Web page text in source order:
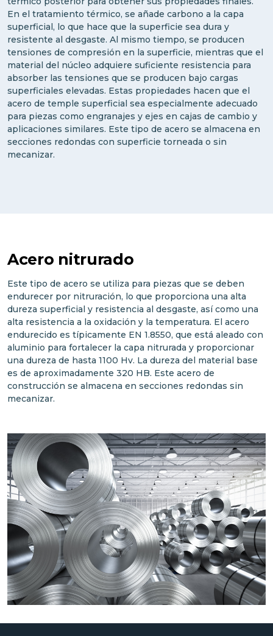
En el tratamiento térmico, se añade carbono a la capa
superficial, lo que hace que la superficie sea dura y
resistente al desgaste. Al mismo tiempo, se producen
tensiones de compresión en la superficie, mientras que el
material del núcleo adquiere suficiente resistencia para
absorber las tensiones que se producen bajo cargas
superficiales elevadas. Estas propiedades hacen que el
acero de temple superficial sea especialmente adecuado
para piezas como engranajes y ejes en cajas de cambio y
aplicaciones similares. Este tipo de acero se almacena en
secciones redondas con superficie torneada o sin
mecanizar.
Acero nitrurado
Este tipo de acero se utiliza para piezas que se deben
endurecer por nitruración, lo que proporciona una alta
dureza superficial y resistencia al desgaste, así como una
alta resistencia a la oxidación y la temperatura. El acero
endurecido es típicamente EN 1.8550, que está aleado con
aluminio para fortalecer la capa nitrurada y proporcionar
una dureza de hasta 1100 Hv. La dureza del material base
es de aproximadamente 320 HB. Este acero de
construcción se almacena en secciones redondas sin
mecanizar.